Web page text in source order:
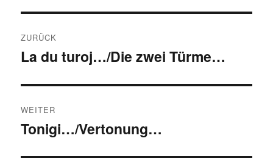
ZURÜCK
Vorheriger
La du turoj…/Die zwei Türme…
WEITER
Nächster
Tonigi…/Vertonung…